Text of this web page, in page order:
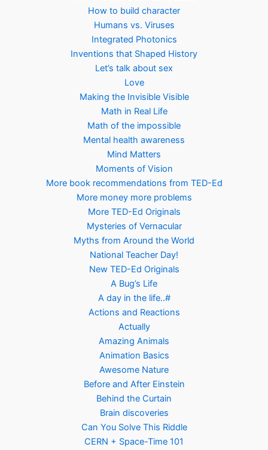
How to build character
Humans vs. Viruses
Integrated Photonics
Inventions that Shaped History
Let’s talk about sex
Love
Making the Invisible Visible
Math in Real Life
Math of the impossible
Mental health awareness
Mind Matters
Moments of Vision
More book recommendations from TED-Ed
More money more problems
More TED-Ed Originals
Mysteries of Vernacular
Myths from Around the World
National Teacher Day!
New TED-Ed Originals
A Bug’s Life
A day in the life..#
Actions and Reactions
Actually
Amazing Animals
Animation Basics
Awesome Nature
Before and After Einstein
Behind the Curtain
Brain discoveries
Can You Solve This Riddle
CERN + Space-Time 101